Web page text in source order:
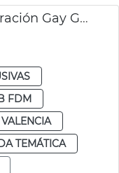
Presentación acto inauguración Gay Games València 2026
FDM
VALENCIA
TEMÁTICA